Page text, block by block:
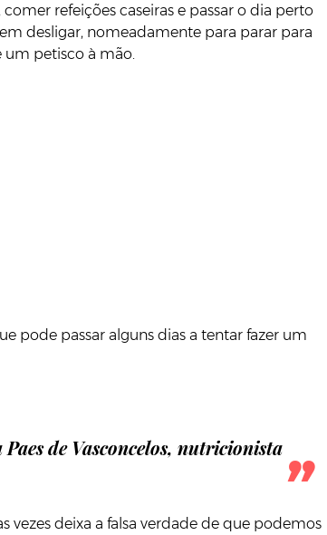
refeições caseiras e passar o dia perto
desligar, nomeadamente para parar para
um petisco à mão.
pode passar alguns dias a tentar fazer um
de Vasconcelos, nutricionista
vezes deixa a falsa verdade de que podemos